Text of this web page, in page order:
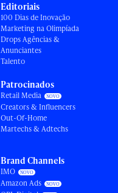
Editoriais
100 Dias de Inovação
Marketing na Olimpíada
Drops Agências &
Anunciantes
Talento
Patrocinados
Retail Media
Creators & Influencers
Out-Of-Home
Martechs & Adtechs
Brand Channels
IMO
Amazon Ads